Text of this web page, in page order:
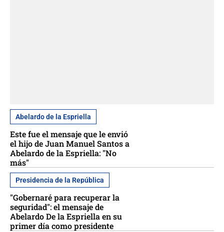
Abelardo de la Espriella
Este fue el mensaje que le envió
el hijo de Juan Manuel Santos a
Abelardo de la Espriella: "No
más"
Presidencia de la República
"Gobernaré para recuperar la
seguridad": el mensaje de
Abelardo De la Espriella en su
primer día como presidente